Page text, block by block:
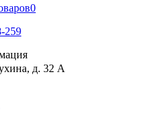
0
259
д. 32 А